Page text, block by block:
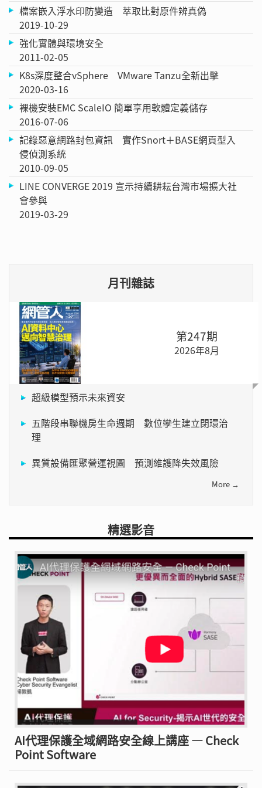
檔案嵌入浮水印防變造 萃取比對原件辨真偽
2019-10-29
強化實體與環境安全
2011-02-05
K8s深度整合vSphere VMware Tanzu全新出擊
2020-03-16
裸機安裝EMC ScaleIO 簡單享用軟體定義儲存
2016-07-06
記錄惡意網路封包資訊 實作Snort＋BASE網頁型入
侵偵測系統
2010-09-05
LINE CONVERGE 2019 宣示持續耕耘台灣市場擴大社
會參與
2019-03-29
月刊雜誌
第247期
2026年8月
超級模型預示未來資安
五階段串聯機房生命週期 數位孿生建立閉環治
理
異質設備匯聚營運視圖 預測維護降失效風險
More →
精選影音
AI代理保護全域網路安全線上講座 — Check
Point Software